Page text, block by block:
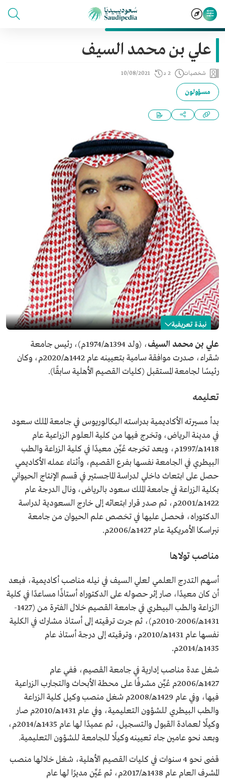
علي بن محمد السيف
شخصيات 2 د 10/08/2021
مسؤولون
نبذة تعريفية
علي بن محمد السيف
الاسم
علي السيف.
تاريخ الميلاد
1974م.
تاريخ التعيين
مناصب سابقة
رئيس جامعة المستقبل.
علي بن محمد السيف
، (ولد 1394هـ/1974م)، رئيس جامعة
شقراء، صدرت موافقة سامية بتعيينه عام 1442هـ/2020م، وكان
رئيسًا لجامعة المستقبل (كليات القصيم الأهلية سابقًا).
تعليمه
بدأ مسيرته الأكاديمية بدراسته البكالوريوس في جامعة الملك سعود
في مدينة الرياض، وتخرج فيها من كلية العلوم الزراعية عام
1418هـ/1997م، وبعد تخرجه عُيِّن معيدًا في كلية الزراعة والطب
البيطري في الجامعة نفسها بفرع القصيم، وأثناء عمله الأكاديمي
حصل على ابتعاث داخلي لدراسة الماجستير في قسم الإنتاج الحيواني
بكلية الزراعة في جامعة الملك سعود بالرياض، ونال الدرجة عام
1422هـ/2001م، ثم صدر قرار ابتعاثه إلى خارج السعودية لدراسة
الدكتوراه، فحصل عليها في تخصص علم الحيوان من جامعة
نبراسكا الأمريكية عام 1427هـ/2006م.
مناصب تولاها
أسهم التدرج العلمي لعلي السيف في نيله مناصب أكاديمية، فبعد
أن كان معيدًا، صار إثر حصوله على الدكتوراه أستاذًا مساعدًا في كلية
الزراعة والطب البيطري في جامعة القصيم خلال الفترة من (1427-
1431هـ/2006-2010م)، ثم جرت ترقيته إلى أستاذ مشارك في الكلية
نفسها عام 1431هـ/2010م، وترقيته إلى درجة أستاذ عام
1435هـ/2014م.
شغل عدة مناصب إدارية في جامعة القصيم، ففي عام
1427هـ/2006م عُيِّن مشرفًا على محطة الأبحاث والتجارب الزراعية
فيها، وفي عام 1429هـ/2008م شغل منصب وكيل كلية الزراعة
والطب البيطري للشؤون التعليمية، وفي عام 1431هـ/2010م صار
وكيلًا لعمادة القبول والتسجيل، ثم عميدًا لها عام 1435هـ/2014م،
وبعد نحو عامين جاء تعيينه وكيلًا للجامعة للشؤون التعليمية.
قضى نحو 4 سنوات في كليات القصيم الأهلية، شغل خلالها منصب
المشرف العام عام 1438هـ/2017م، ثم عُيِّن مديرًا لها عام